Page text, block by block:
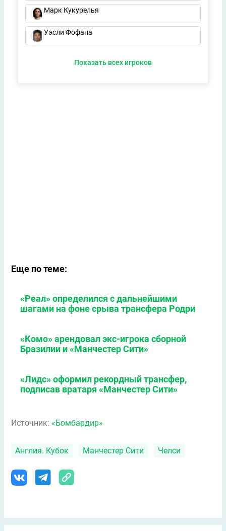
Марк Кукурелья
Уэсли Фофана
Показать всех игроков
Еще по теме:
«Реал» определился с дальнейшими
шагами на фоне срыва трансфера Родри
«Комо» арендовал экс-игрока сборной
Бразилии и «Манчестер Сити»
«Лидс» оформил рекордный трансфер,
подписав вратаря «Манчестер Сити»
Источник: «Бомбардир»
Англия. Кубок Манчестер Сити Челси